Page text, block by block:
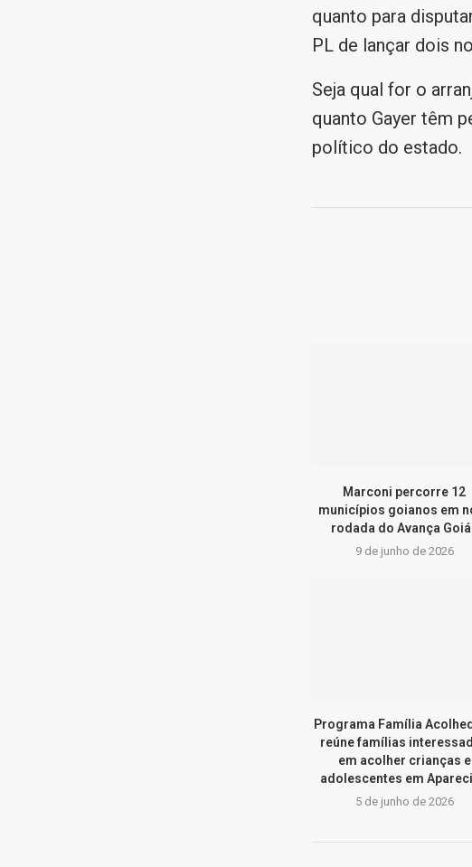
quanto para
PL de lançar dois
Seja qual for o
quanto Gayer têm
político do estado.
Marconi percorre 12
municípios goianos em
rodada do Avança
9 de junho de 2026
Programa Família
reúne famílias
em acolher crianças e
adolescentes em
5 de junho de 2026